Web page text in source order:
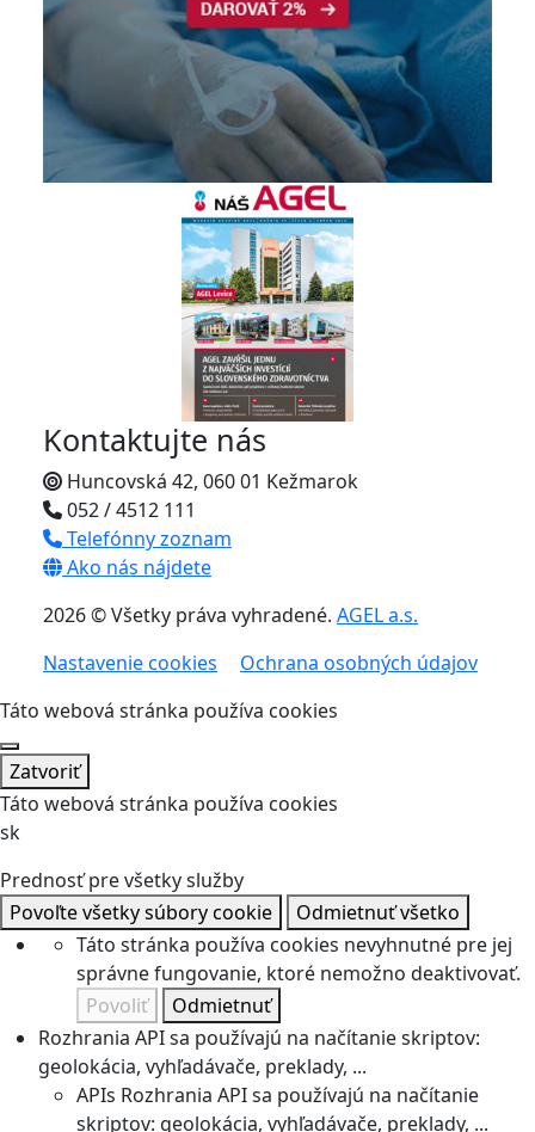
Kontaktujte nás
Huncovská 42, 060 01 Kežmarok
052 / 4512 111
Telefónny zoznam
Ako nás nájdete
2026 © Všetky práva vyhradené. AGEL a.s.
Nastavenie cookies
Ochrana osobných údajov
Táto webová stránka používa cookies
Zatvoriť
Táto webová stránka používa cookies
sk
Prednosť pre všetky služby
Povoľte všetky súbory cookie
Odmietnuť všetko
Táto stránka používa cookies nevyhnutné pre jej
správne fungovanie, ktoré nemožno deaktivovať.
Povoliť
Odmietnuť
Rozhrania API sa používajú na načítanie skriptov:
geolokácia, vyhľadávače, preklady, ...
APIs Rozhrania API sa používajú na načítanie
skriptov: geolokácia, vyhľadávače, preklady, ...